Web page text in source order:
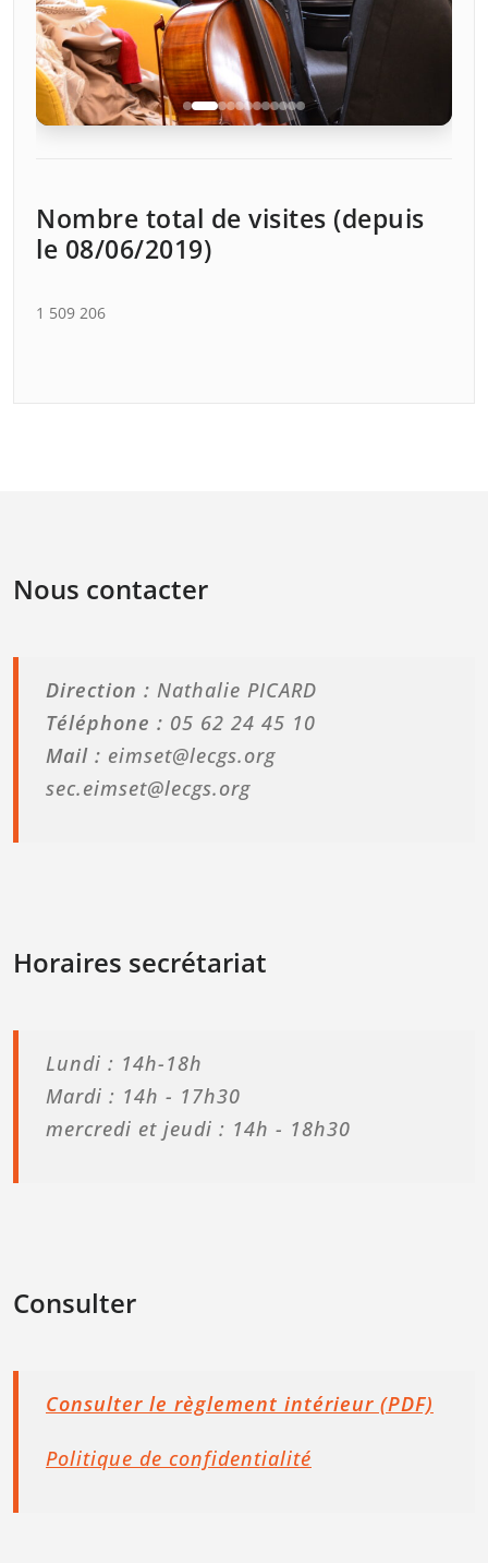
Nombre total de visites (depuis
le 08/06/2019)
1 509 206
Nous contacter
Direction : Nathalie PICARD
Téléphone : 05 62 24 45 10
Mail : eimset@lecgs.org
sec.eimset@lecgs.org
Horaires secrétariat
Lundi : 14h-18h
Mardi : 14h - 17h30
mercredi et jeudi : 14h - 18h30
Consulter
Consulter le règlement intérieur (PDF)
Politique de confidentialité